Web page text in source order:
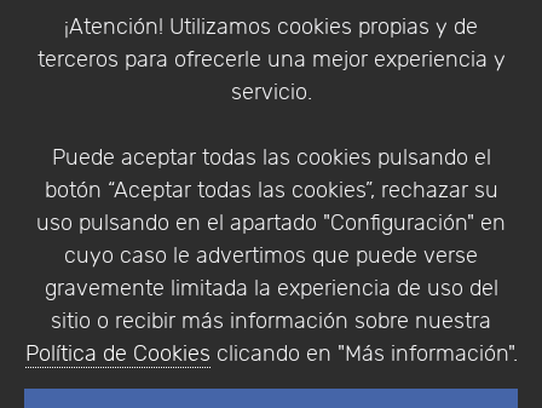
¡Atención! Utilizamos cookies propias y de
terceros para ofrecerle una mejor experiencia y
servicio.
Puede aceptar todas las cookies pulsando el
botón “Aceptar todas las cookies”, rechazar su
uso pulsando en el apartado "Configuración" en
cuyo caso le advertimos que puede verse
gravemente limitada la experiencia de uso del
sitio o recibir más información sobre nuestra
Política de Cookies clicando en "Más información".
Condiciones de compra
Identificarse
Empresa|Aviso Legal| Política de Privacidad |
Política de Cookies
© Copyright 1994 - 2026. Addlink Software
Científico, S.L.